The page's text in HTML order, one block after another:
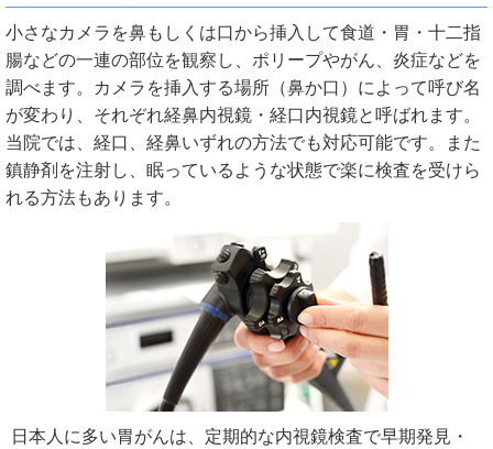
小さなカメラを鼻もしくは口から挿入して食道・胃・十二指
腸などの一連の部位を観察し、ポリープやがん、炎症などを
調べます。カメラを挿入する場所（鼻か口）によって呼び名
が変わり、それぞれ経鼻内視鏡・経口内視鏡と呼ばれます。
当院では、経口、経鼻いずれの方法でも対応可能です。また
鎮静剤を注射し、眠っているような状態で楽に検査を受けら
れる方法もあります。
日本人に多い胃がんは、定期的な内視鏡検査で早期発見・